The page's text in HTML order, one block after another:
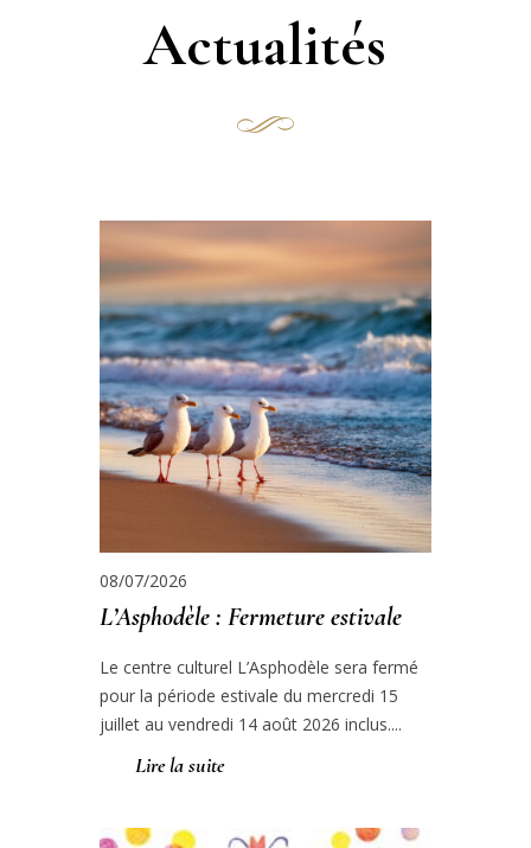
Actualités
08/07/2026
L’Asphodèle : Fermeture estivale
Le centre culturel L’Asphodèle sera fermé
pour la période estivale du mercredi 15
juillet au vendredi 14 août 2026 inclus....
Lire la suite